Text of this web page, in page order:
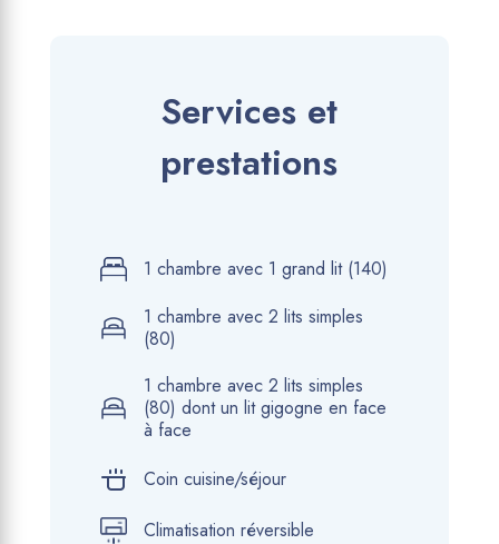
Services et
prestations
1 chambre avec 1 grand lit (140)
1 chambre avec 2 lits simples
(80)
1 chambre avec 2 lits simples
(80) dont un lit gigogne en face
à face
Coin cuisine/séjour
Climatisation réversible